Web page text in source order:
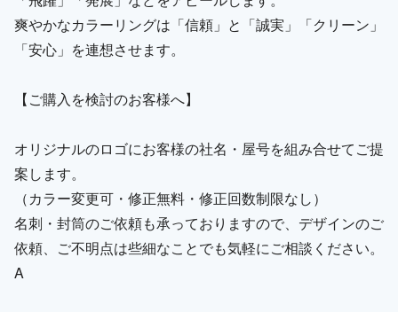
爽やかなカラーリングは「信頼」と「誠実」「クリーン」
「安心」を連想させます。
【ご購入を検討のお客様へ】
オリジナルのロゴにお客様の社名・屋号を組み合せてご提
案します。
（カラー変更可・修正無料・修正回数制限なし）
名刺・封筒のご依頼も承っておりますので、デザインのご
依頼、ご不明点は些細なことでも気軽にご相談ください。
A